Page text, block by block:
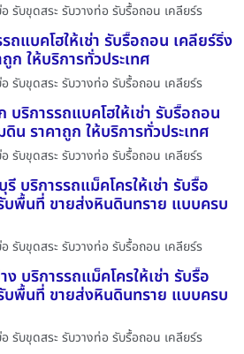
รับขุดสระ รับวางท่อ รับรื้อถอน เคลียร์ร
ถแบคโฮให้เช่า รับรื้อถอน เคลียร์ริ่ง
ให้บริการทั่วประเทศ
รับขุดสระ รับวางท่อ รับรื้อถอน เคลียร์ร
บริการรถแบคโฮให้เช่า รับรื้อถอน
น ราคาถูก ให้บริการทั่วประเทศ
รับขุดสระ รับวางท่อ รับรื้อถอน เคลียร์ร
บริการรถแม็คโครให้เช่า รับรื้อ
พื้นที่ ขายส่งหินดินทราย แบบครบ
รับขุดสระ รับวางท่อ รับรื้อถอน เคลียร์ร
บริการรถแม็คโครให้เช่า รับรื้อ
พื้นที่ ขายส่งหินดินทราย แบบครบ
รับขุดสระ รับวางท่อ รับรื้อถอน เคลียร์ร